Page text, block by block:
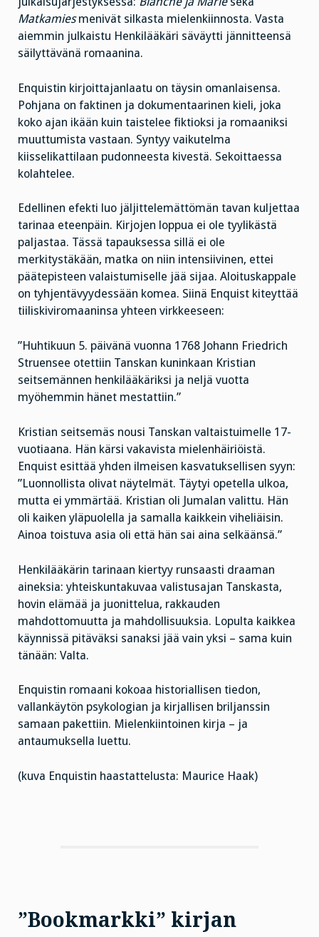
Matkamiesmenivät silkasta mielenkiinnosta. Vasta
aiemmin julkaistu Henkilääkäri säväytti jännitteensä
säilyttävänä romaanina.
Enquistin kirjoittajanlaatu on täysin omanlaisensa.
Pohjana on faktinen ja dokumentaarinen kieli, joka
koko ajan ikään kuin taistelee fiktioksi ja romaaniksi
muuttumista vastaan. Syntyy vaikutelma
kiisselikattilaan pudonneesta kivestä. Sekoittaessa
kolahtelee.
Edellinen efekti luo jäljittelemättömän tavan kuljettaa
tarinaa eteenpäin. Kirjojen loppua ei ole tyylikästä
paljastaa. Tässä tapauksessa sillä ei ole
merkitystäkään, matka on niin intensiivinen, ettei
päätepisteen valaistumiselle jää sijaa. Aloituskappale
on tyhjentävyydessään komea. Siinä Enquist kiteyttää
tiiliskiviromaaninsa yhteen virkkeeseen:
”Huhtikuun 5. päivänä vuonna 1768 Johann Friedrich
Struensee otettiin Tanskan kuninkaan Kristian
seitsemännen henkilääkäriksi ja neljä vuotta
myöhemmin hänet mestattiin.”
Kristian seitsemäs nousi Tanskan valtaistuimelle 17-
vuotiaana. Hän kärsi vakavista mielenhäiriöistä.
Enquist esittää yhden ilmeisen kasvatuksellisen syyn:
”Luonnollista olivat näytelmät. Täytyi opetella ulkoa,
mutta ei ymmärtää. Kristian oli Jumalan valittu. Hän
oli kaiken yläpuolella ja samalla kaikkein viheliäisin.
Ainoa toistuva asia oli että hän sai aina selkäänsä.”
Henkilääkärin tarinaan kiertyy runsaasti draaman
aineksia: yhteiskuntakuvaa valistusajan Tanskasta,
hovin elämää ja juonittelua, rakkauden
mahdottomuutta ja mahdollisuuksia. Lopulta kaikkea
käynnissä pitäväksi sanaksi jää vain yksi – sama kuin
tänään: Valta.
Enquistin romaani kokoaa historiallisen tiedon,
vallankäytön psykologian ja kirjallisen briljanssin
samaan pakettiin. Mielenkiintoinen kirja – ja
antaumuksella luettu.
(kuva Enquistin haastattelusta: Maurice Haak)
”Bookmarkki” kirjan